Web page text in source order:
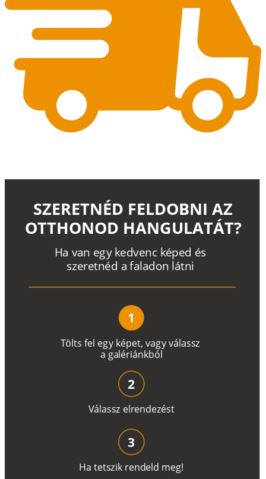
Tölts fel egy képet, vagyválassz
a galériánkból
Ha van egy kedvenc képed és
szeretnéd a faladon látni
SZERETNÉD FELDOBNI AZ
OTTHONOD HANGULATÁT?
1
Válassz elrendezést
2
Ha tetszik rendeld meg!
3